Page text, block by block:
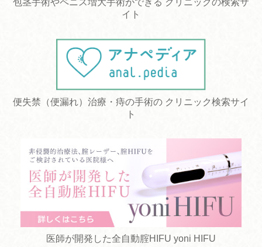
イト
便失禁（便漏れ）治療・痔の手術の クリニック検索サイ
ト
医師が開発した全自動腟HIFU yoni HIFU